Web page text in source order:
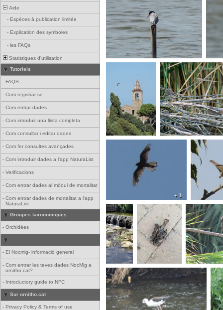
Aide
- Espèces à publication limitée
- Explication des symboles
- les FAQs
Statistiques d'utilisation
Tutoriels
- FAQS
- Com registrar-se
- Com entrar dades
- Com introduir una llista completa
- Com consultar i editar dades
- Com fer consultes avançades
- Com introduir dades a l'app NaturaList
- Verificacions
- Com entrar dades al mòdul de mortalitat
- Com entrar dades de mortalitat a l'app
NaturaList
Groupes taxonomiques
- Orchidées
- El Nocmig- informació general
- Com entrar les teves dades NocMig a
ornitho.cat?
- Introductory guide to NFC
Sur ornitho.cat
- Privacy Policy & Terms of use
+ 1